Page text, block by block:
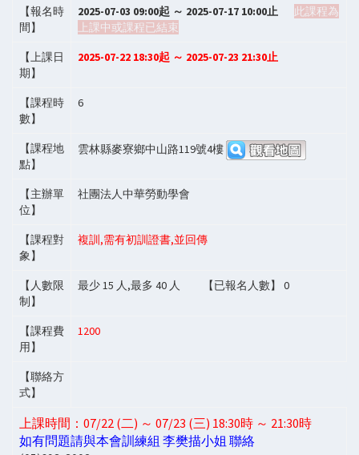
【報名時
間】
2025-07-03 09:00起 ～ 2025-07-17 10:00止
此課程為
上課中或課程已結束
【上課日
期】
2025-07-22 18:30起 ～ 2025-07-23 21:30止
【課程時
數】
6
【課程地
點】
雲林縣麥寮鄉中山路119號4樓
【主辦單
位】
社團法人中華勞動學會
【課程對
象】
複訓,需有初訓證書,並回傳
【人數限
制】
最少15 人,最多 40 人 【已報名人數】 0
【課程費
用】
1200
【聯絡方
式】
上課時間：07/22 (二) ～ 07/23 (三) 18:30時 ～ 21:30時
如有問題請與本會訓練組 李樊描小姐 聯絡